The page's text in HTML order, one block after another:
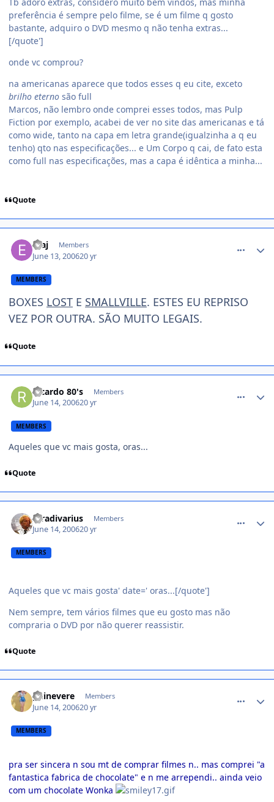
preferência é sempre pelo filme, se é um filme q gosto
bastante, adquiro o DVD mesmo q não tenha extras...
[/quote']
onde vc comprou?
na americanas aparece que todos esses q eu cite, exceto
brilho eterno são full
Marcos, não lembro onde comprei esses todos, mas Pulp
Fiction por exemplo, acabei de ver no site das americanas e tá
como wide, tanto na capa em letra grande(igualzinha a q eu
tenho) qto nas especificações... e Um Corpo q cai, de fato esta
como full nas especificações, mas a capa é idêntica a minha...
Quote
eraj Members
June 13, 200620 yr
MEMBERS
BOXES LOST E SMALLVILLE. ESTES EU REPRISO
VEZ POR OUTRA. SÃO MUITO LEGAIS.
Quote
Ricardo 80's Members
June 14, 200620 yr
MEMBERS
Aqueles que vc mais gosta, oras...
Quote
Stradivarius Members
June 14, 200620 yr
MEMBERS
Aqueles que vc mais gosta' date=' oras...[/quote']
Nem sempre, tem vários filmes que eu gosto mas não
compraria o DVD por não querer reassistir.
Quote
guinevere Members
June 14, 200620 yr
MEMBERS
pra ser sincera n sou mt de comprar filmes n.. mas comprei "a
fantastica fabrica de chocolate" e n me arrependi.. ainda veio
com um chocolate Wonka